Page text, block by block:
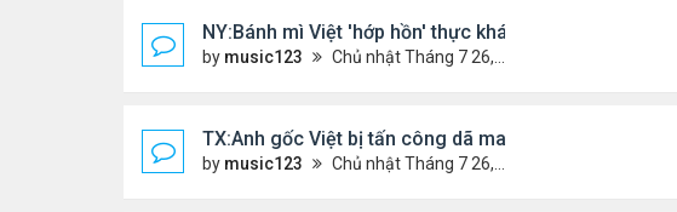
NY:Bánh mì Việt 'hớp hồn' thực khách Mỹ
by music123 Chủ nhật Tháng 7 26, 2026 4:58 pm
TX:Anh gốc Việt bị tấn công dã man, khó qua khỏi
by music123 Chủ nhật Tháng 7 26, 2026 4:24 pm